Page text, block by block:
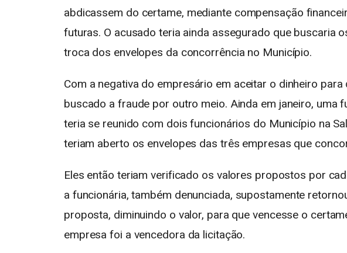
abdicassem do certame, mediante compensação
futuras. O acusado teria ainda assegurado que buscaria
troca dos envelopes da concorrência no Município.
Com a negativa do empresário em aceitar o dinheiro
buscado a fraude por outro meio. Ainda em janeiro, uma
teria se reunido com dois funcionários do Município na
teriam aberto os envelopes das três empresas que
Eles então teriam verificado os valores propostos por
a funcionária, também denunciada, supostamente
proposta, diminuindo o valor, para que vencesse o
empresa foi a vencedora da licitação.